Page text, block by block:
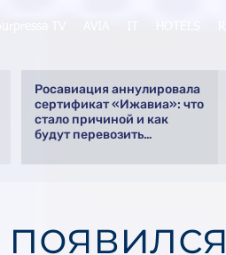
Росавиация аннулировала
сертификат «Ижавиа»: что
стало причиной и как
будут перевозить